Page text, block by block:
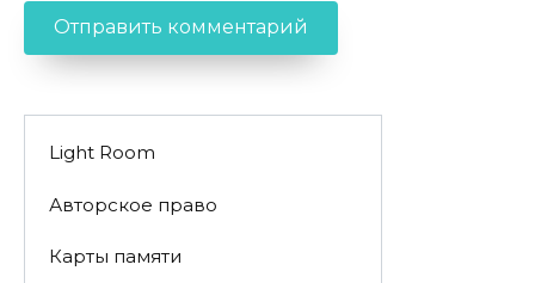
Light Room
Авторское право
Карты памяти